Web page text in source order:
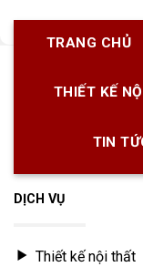
TRANG CHỦ
THIẾT KẾ
TIN
DỊCH VỤ
Thiết kế nội thất